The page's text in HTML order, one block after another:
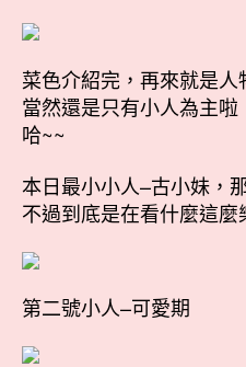
菜色介紹完，再來就是
當然還是只有小人為主
哈~~
本日最小小人–古小妹，
不過到底是在看什麼這麼
第二號小人–可愛期